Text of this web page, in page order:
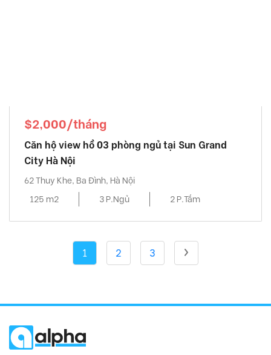
$2,000/tháng
Căn hộ view hồ 03 phòng ngủ tại Sun Grand
City Hà Nội
62 Thuy Khe, Ba Đình, Hà Nội
125 m2
3 P.Ngủ 2 P.Tắm
1 2 3